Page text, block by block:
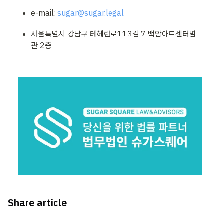
e-mail: sugar@sugar.legal
서울특별시 강남구 테헤란로113길 7 백암아트센터별
관 2층
Share article